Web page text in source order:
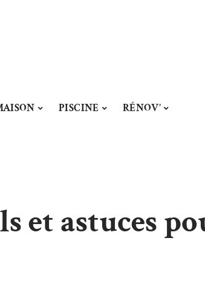
PISCINE RÉNOV’
et astuces